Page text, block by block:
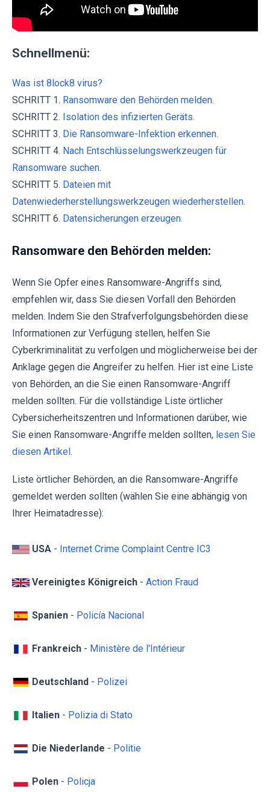
Schnellmenü:
Was ist 8lock8 virus?
SCHRITT 1. Ransomware den Behörden melden.
SCHRITT 2. Isolation des infizierten Geräts.
SCHRITT 3. Die Ransomware-Infektion erkennen.
SCHRITT 4. Nach Entschlüsselungswerkzeugen für
Ransomware suchen.
SCHRITT 5. Dateien mit
Datenwiederherstellungswerkzeugen wiederherstellen.
SCHRITT 6. Datensicherungen erzeugen.
Ransomware den Behörden melden:
Wenn Sie Opfer eines Ransomware-Angriffs sind,
empfehlen wir, dass Sie diesen Vorfall den Behörden
melden. Indem Sie den Strafverfolgungsbehörden diese
Informationen zur Verfügung stellen, helfen Sie
Cyberkriminalität zu verfolgen und möglicherweise bei der
Anklage gegen die Angreifer zu helfen. Hier ist eine Liste
von Behörden, an die Sie einen Ransomware-Angriff
melden sollten. Für die vollständige Liste örtlicher
Cybersicherheitszentren und Informationen darüber, wie
Sie einen Ransomware-Angriffe melden sollten, lesen Sie
diesen Artikel.
Liste örtlicher Behörden, an die Ransomware-Angriffe
gemeldet werden sollten (wählen Sie eine abhängig von
Ihrer Heimatadresse):
USA - Internet Crime Complaint Centre IC3
Vereinigtes Königreich - Action Fraud
Spanien - Policía Nacional
Frankreich - Ministère de l'Intérieur
Deutschland - Polizei
Italien - Polizia di Stato
Die Niederlande - Politie
Polen - Policja